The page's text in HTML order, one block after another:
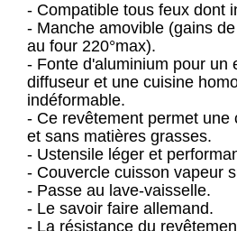
- Compatible tous feux dont
- Manche amovible (gains
au four 220°max).
- Fonte d'aluminium pour un
diffuseur et une cuisine
indéformable.
- Ce revêtement permet une
et sans matières grasses.
- Ustensile léger et
- Couvercle cuisson vapeur
- Passe au lave-vaisselle.
- Le savoir faire allemand.
- La résistance du